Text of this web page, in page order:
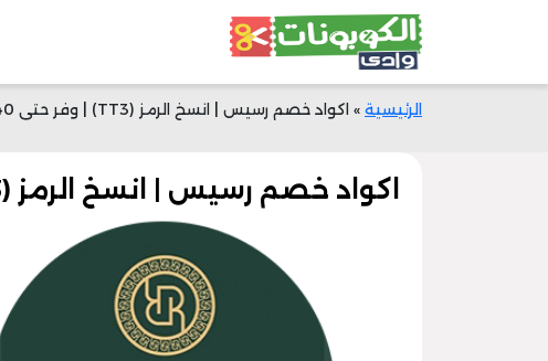
الرئيسية » اكواد خصم رسيس | انسخ الرمز (TT3) | وفر حتى 40% الآن
اكواد خصم رسيس | انسخ الرمز (TT3) | وفر حتى 40% الآن